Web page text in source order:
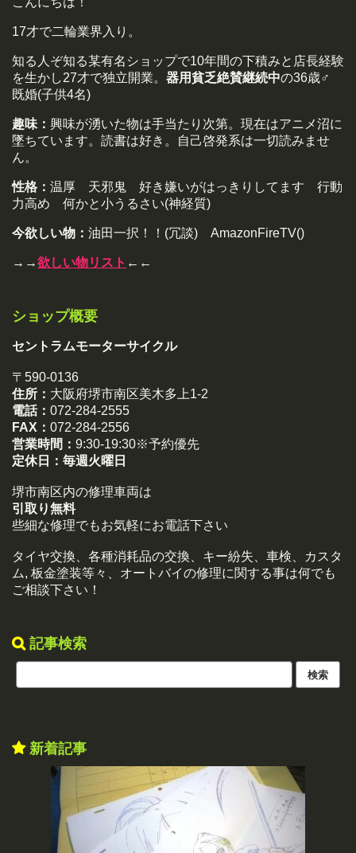
17才で二輪業界入り。
知る人ぞ知る某有名ショップで10年間の下積みと店長経験
を生かし27才で独立開業。 器用貧乏絶賛継続中の36歳♂
既婚(子供4名)
趣味： 興味が湧いた物は手当たり次第。現在はアニメ沼に
墜ちています。読書は好き。自己啓発系は一切読みませ
ん。
性格： 温厚 天邪鬼 好き嫌いがはっきりしてます 行動
力高め 何かと小うるさい(神経質)
今欲しい物： 油田一択！！(冗談) AmazonFireTV()
→→欲しい物リスト ←←
ショップ概要
セントラムモーターサイクル
〒590-0136
住所： 大阪府堺市南区美木多上1-2
電話： 072-284-2555
FAX： 072-284-2556
営業時間： 9:30-19:30※予約優先
定休日： 毎週火曜日
堺市南区内の修理車両は
引取り無料
些細な修理でもお気軽にお電話下さい
タイヤ交換、各種消耗品の交換、キー紛失、車検、カスタ
ム, 板金塗装等々、オートバイの修理に関する事は何でも
ご相談下さい！
記事検索
新着記事